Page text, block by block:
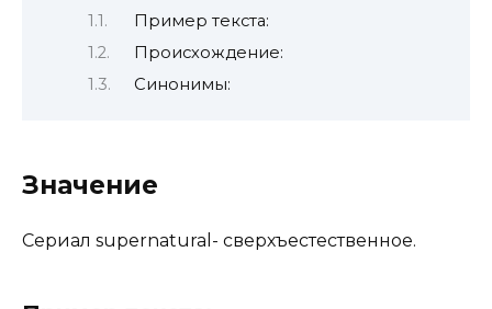
Пример текста:
Происхождение:
Синонимы:
Значение
Сериал supernatural- сверхъестественное.